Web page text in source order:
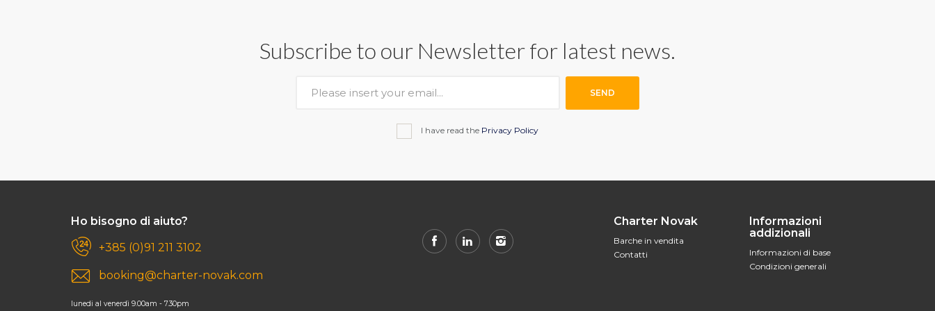
Subscribe to our Newsletter for latest news.
SEND
I have read the Privacy Policy
Ho bisogno di aiuto?
+385 (0)91 211 3102
booking@charter-novak.com
lunedi al venerdì 9.00am - 7.30pm
Charter Novak
Barche in vendita
Contatti
Informazioni
addizionali
Informazioni di base
Condizioni generali